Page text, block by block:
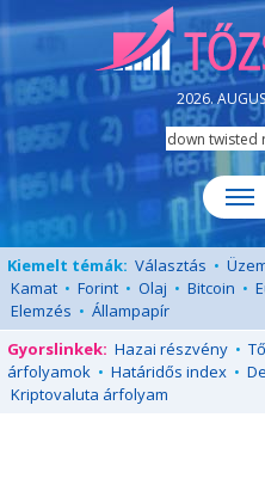
2026.
Kiemelt témák: Választás •
Kamat • Forint • Olaj • Bitcoin •
Elemzés • Állampapír
Gyorslinkek: Hazai részvény •
árfolyamok • Határidős index •
Kriptovaluta árfolyam